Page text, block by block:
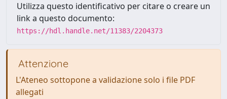
Utilizza questo identificativo per citare o creare un
link a questo documento:
https://hdl.handle.net/11383/2204373
Attenzione
L'Ateneo sottopone a validazione solo i file PDF
allegati